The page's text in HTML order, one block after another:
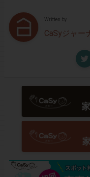
Written by
CaSyジャー